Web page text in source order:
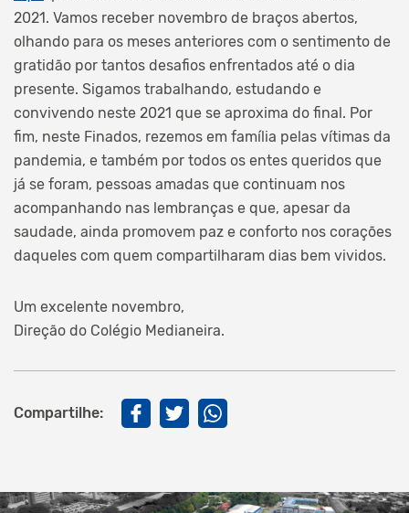
2021. Vamos receber novembro de braços abertos,
olhando para os meses anteriores com o sentimento de
gratidão por tantos desafios enfrentados até o dia
presente. Sigamos trabalhando, estudando e
convivendo neste 2021 que se aproxima do final. Por
fim, neste Finados, rezemos em família pelas vítimas da
pandemia, e também por todos os entes queridos que
já se foram, pessoas amadas que continuam nos
acompanhando nas lembranças e que, apesar da
saudade, ainda promovem paz e conforto nos corações
daqueles com quem compartilharam dias bem vividos.
Um excelente novembro,
Direção do Colégio Medianeira.
Compartilhe: